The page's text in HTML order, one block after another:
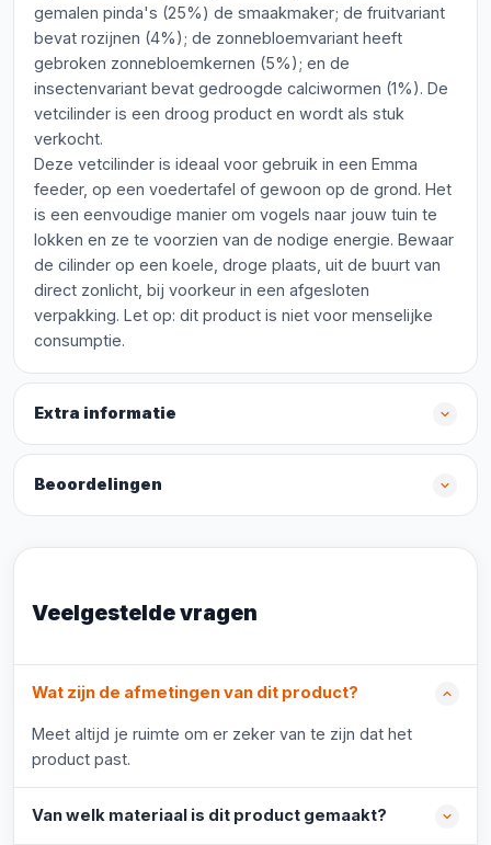
gemalen pinda's (25%) de smaakmaker; de fruitvariant
bevat rozijnen (4%); de zonnebloemvariant heeft
gebroken zonnebloemkernen (5%); en de
insectenvariant bevat gedroogde calciwormen (1%). De
vetcilinder is een droog product en wordt als stuk
verkocht.
Deze vetcilinder is ideaal voor gebruik in een Emma
feeder, op een voedertafel of gewoon op de grond. Het
is een eenvoudige manier om vogels naar jouw tuin te
lokken en ze te voorzien van de nodige energie. Bewaar
de cilinder op een koele, droge plaats, uit de buurt van
direct zonlicht, bij voorkeur in een afgesloten
verpakking. Let op: dit product is niet voor menselijke
consumptie.
Extra informatie
Beoordelingen
Veelgestelde vragen
Wat zijn de afmetingen van dit product?
Meet altijd je ruimte om er zeker van te zijn dat het
product past.
Van welk materiaal is dit product gemaakt?